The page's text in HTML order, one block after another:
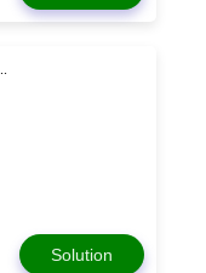
Solution